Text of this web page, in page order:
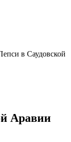
в Саудовской
Аравии